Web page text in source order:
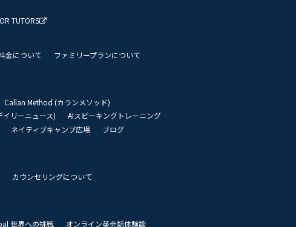
TUTORS
金について
ファミリープランについて
Callan Method (カランメソッド)
イリーニュース)
AIスピーキングトレーニング
ネイティブキャンプ広場
ブログ
カウンセリングについて
世界への挑戦 オンライン英会話体験談